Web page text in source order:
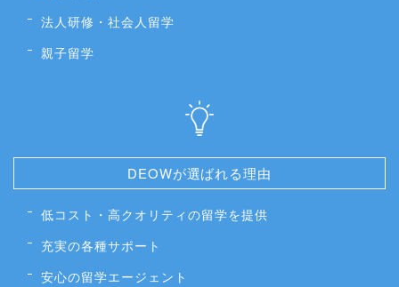
法人研修・社会人留学
親子留学
DEOWが選ばれる理由
低コスト・高クオリティの留学を提供
充実の各種サポート
安心の留学エージェント